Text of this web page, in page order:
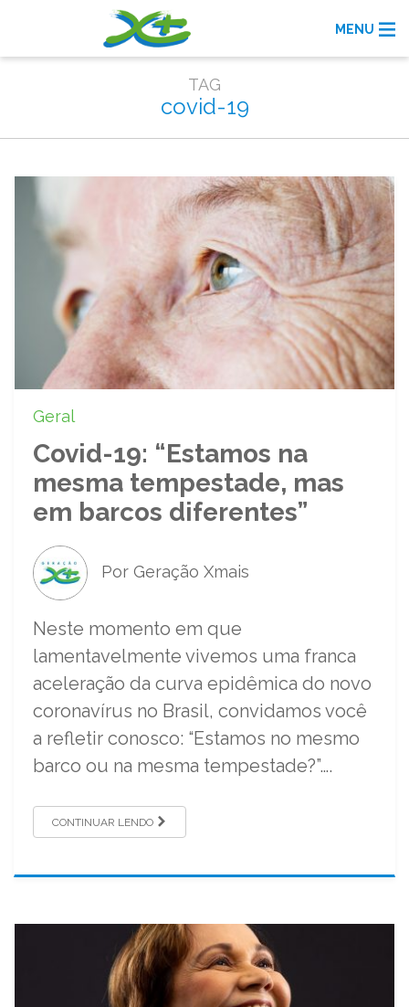
MENU
TAG
covid-19
Geral
Covid-19: “Estamos na
mesma tempestade, mas
em barcos diferentes”
Por Geração Xmais
Neste momento em que
lamentavelmente vivemos uma franca
aceleração da curva epidêmica do novo
coronavírus no Brasil, convidamos você
a refletir conosco: “Estamos no mesmo
barco ou na mesma tempestade?”….
CONTINUAR LENDO